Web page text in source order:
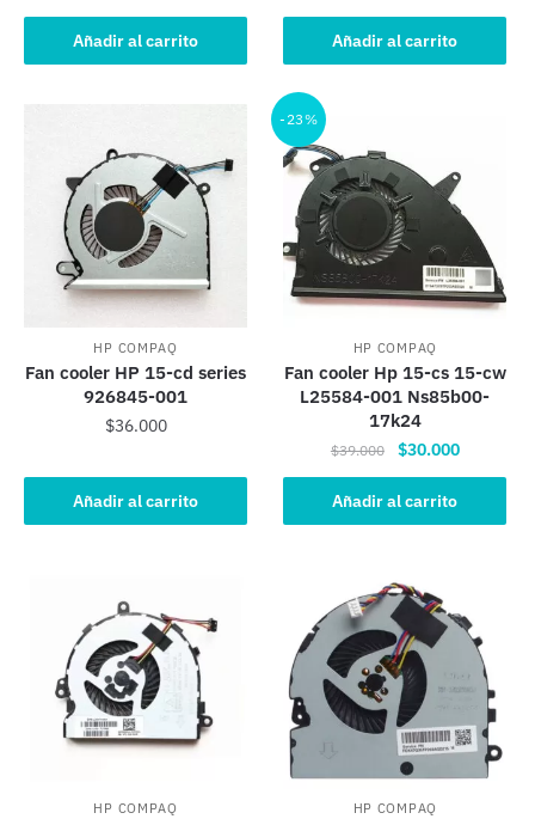
precio
original
era:
precio
es:
Añadir al carrito
original
era:
$35.000.
actual
$30.000.
Añadir al carrito
HP COMPAQ
Fan cooler HP 15-cd series
926845-001
$36.000
Añadir al carrito
-23%
HP COMPAQ
Fan cooler Hp 15-cs 15-cw
L25584-001 Ns85b00-
17k24
$39.000
El
precio
original
era:
$30.000El
precio
es:
Añadir al carrito
HP COMPAQ HP COMPAQ